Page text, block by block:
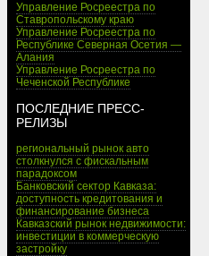
Управление Росреестра по
Ставропольскому краю
Управление Росреестра по
Республике Северная Осетия —
Алания
Управление Росреестра по
Чеченской Республике
ПОСЛЕДНИЕ ПРЕСС-
РЕЛИЗЫ
региональный рынок авто
столкнулся с фискальным
парадоксом
Банковский сектор Кавказа:
доступность кредитования и
финансирование бизнеса
Кавказский рынок недвижимости:
инвестиции в коммерческую
застройку